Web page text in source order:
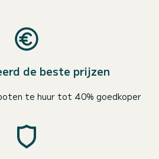
de beste prijzen
te huur tot 40% goedkoper